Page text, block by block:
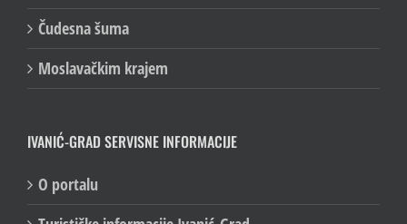
Čudesna šuma
Moslavačkim krajem
IVANIĆ-GRAD SERVISNE INFORMACIJE
O portalu